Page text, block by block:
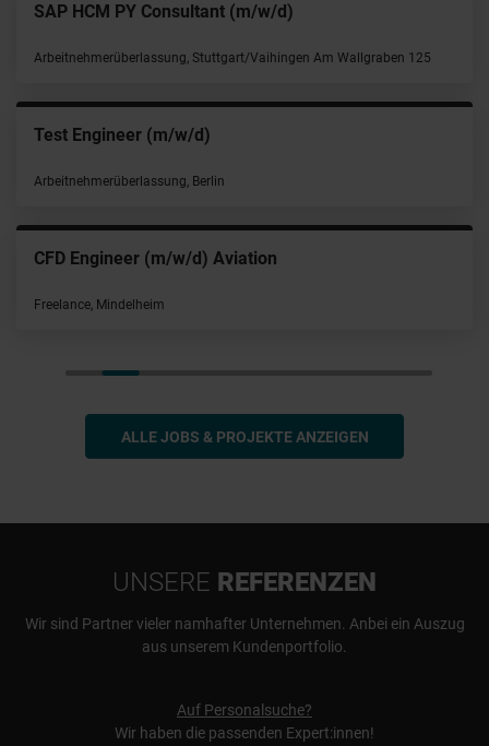
SAP HCM PY Consultant (m/w/d)
Arbeitnehmerüberlassung, Stuttgart/Vaihingen Am Wallgraben 125
Test Engineer (m/w/d)
Arbeitnehmerüberlassung, Berlin
CFD Engineer (m/w/d) Aviation
Freelance, Mindelheim
ALLE JOBS & PROJEKTE ANZEIGEN
UNSERE REFERENZEN
Wir sind Partner vieler namhafter Unternehmen. Anbei ein Auszug
aus unserem Kundenportfolio.
Auf Personalsuche?
Wir haben die passenden Expert:innen!